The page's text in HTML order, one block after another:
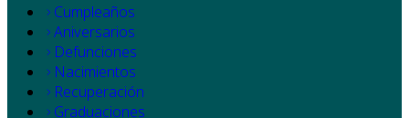
Cumpleaños
Aniversarios
Defunciones
Nacimientos
Recuperación
Graduaciones